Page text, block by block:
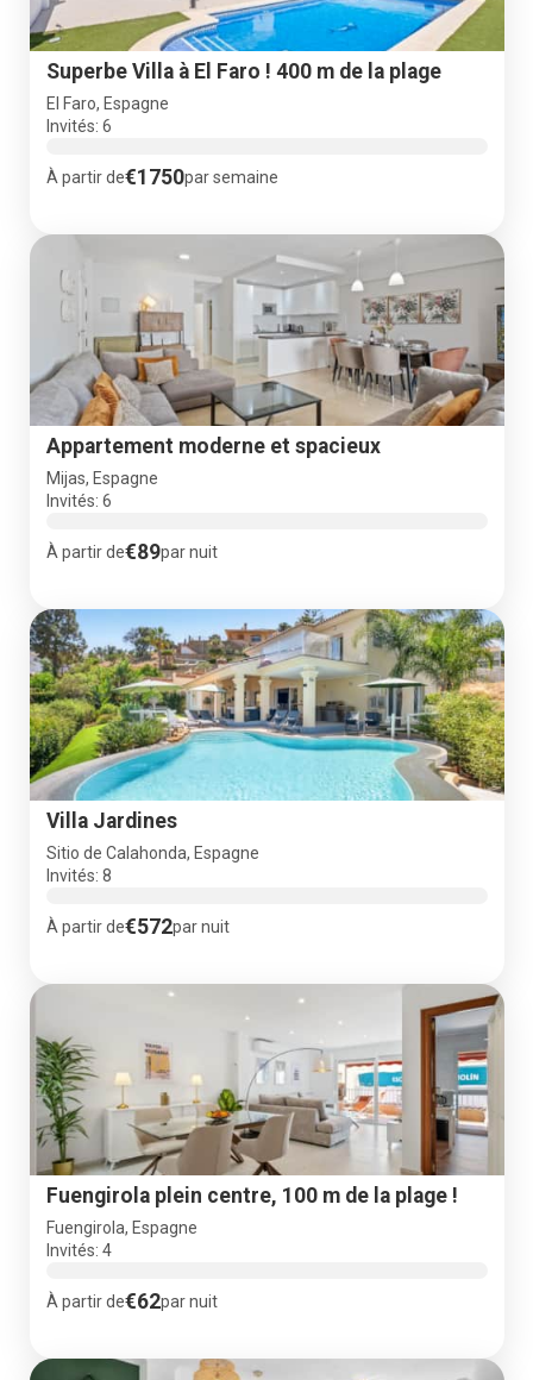
Superbe Villa à El Faro ! 400 m de la plage
El Faro, Espagne
Invités: 6
À partir de€1750par semaine
Appartement moderne et spacieux
Mijas, Espagne
Invités: 6
À partir de€89par nuit
Villa Jardines
Sitio de Calahonda, Espagne
Invités: 8
À partir de€572par nuit
Fuengirola plein centre, 100 m de la plage !
Fuengirola, Espagne
Invités: 4
À partir de€62par nuit